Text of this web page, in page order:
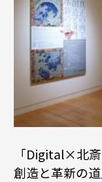
「Digital×北
創造と革新の道